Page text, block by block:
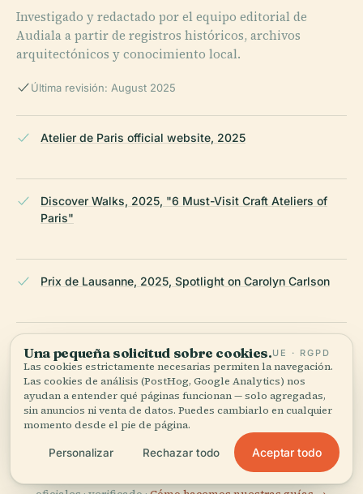
Investigado y redactado por el equipo editorial de
Audiala a partir de registros históricos, archivos
arquitectónicos y conocimiento local.
Última revisión: August 2025
Atelier de Paris official website, 2025
Discover Walks, 2025, "6 Must-Visit Craft Ateliers of
Paris"
Prix de Lausanne, 2025, Spotlight on Carolyn Carlson
JEMA 2025 Program, 2025
ÚLTIMA REVISIÓN: AUGUST 2025
Documentado a partir de Wikidata, Wikipedia y fuentes
Una pequeña solicitud sobre cookies.UE · RGPD
Las cookies estrictamente necesarias permiten la navegación.
Las cookies de análisis (PostHog, Google Analytics) nos
ayudan a entender qué páginas funcionan — solo agregadas,
sin anuncios ni venta de datos. Puedes cambiarlo en cualquier
momento desde el pie de página.
Personalizar Rechazar todo Aceptar todo